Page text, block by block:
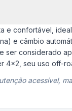
e confortável,
e câmbio
ser considerado
4x2, seu uso off-
acessível,